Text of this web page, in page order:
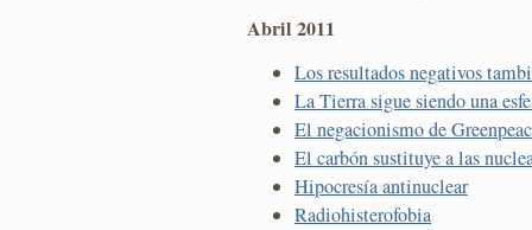
Abril 2011
Los resultados negativos
La Tierra sigue siendo una
El negacionismo de
El carbón sustituye a las
Hipocresía antinuclear
Radiohisterofobia